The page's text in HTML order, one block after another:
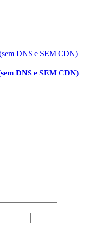
DNS e SEM CDN)